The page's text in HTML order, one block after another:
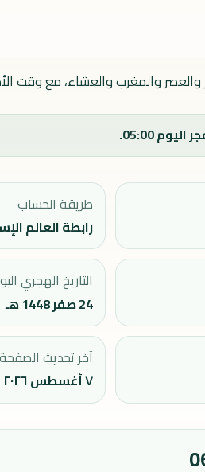
والمغرب والعشاء، مع وقت
طريقة الحساب
رابطة العالم
التاريخ الهجري
24 صفر 1448 هـ
آخر تحديث الصفحة
٧ أغسطس ٢٠٢٦ في ١٢:٠١ ص